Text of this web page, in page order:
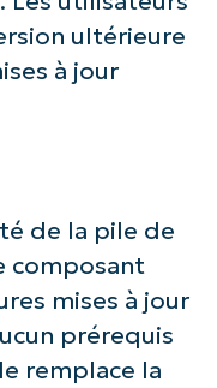
ultérieure
à jour
de la pile de
composant
mises à jour
prérequis
remplace la
de KB
!
and
name*